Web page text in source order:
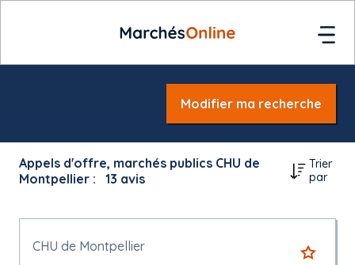
Modifier ma recherche
Appels d'offre, marchés publics CHU de
Montpellier :
13 avis
Trier
par
CHU de Montpellier